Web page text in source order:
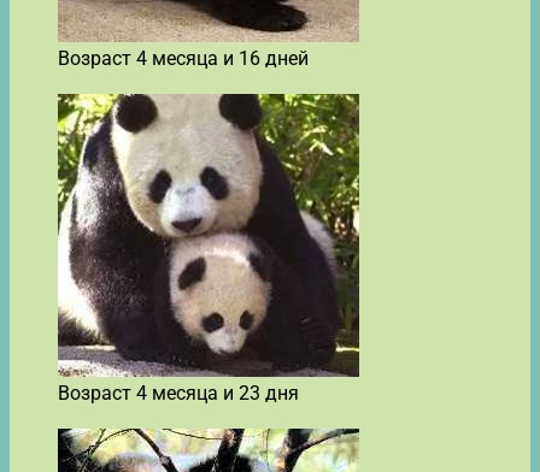
Возраст 4 месяца и 16 дней
Возраст 4 месяца и 23 дня